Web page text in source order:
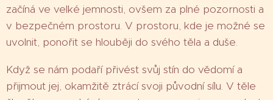
začíná ve velké jemnosti, ovšem za plné pozornosti a
v bezpečném prostoru. V prostoru, kde je možné se
uvolnit, ponořit se hlouběji do svého těla a duše.
Když se nám podaří přivést svůj stín do vědomí a
přijmout jej, okamžitě ztrácí svoji původní sílu. V těle